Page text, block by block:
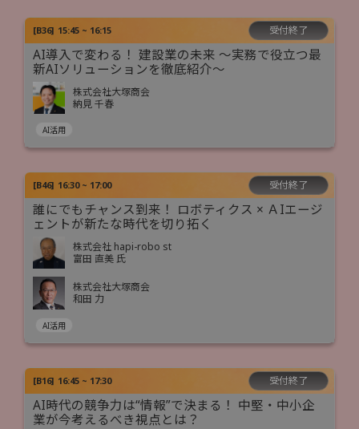
[B36] 15:45 ~ 16:15 受付終了
AI導入で変わる！ 建設業の未来 ～実務で役立つ最
新AIソリューションを徹底紹介～
株式会社大塚商会
納見 千春
AI活用
[B46] 16:30 ~ 17:00 受付終了
誰にでもチャンス到来！ ロボティクス × ＡIエージ
ェントが新たな時代を切り拓く
株式会社 hapi-robo st
富田 直美 氏
株式会社大塚商会
和田 力
AI活用
[B16] 16:45 ~ 17:30 受付終了
AI時代の競争力は“情報”で決まる！ 中堅・中小企
業が今考えるべき視点とは？